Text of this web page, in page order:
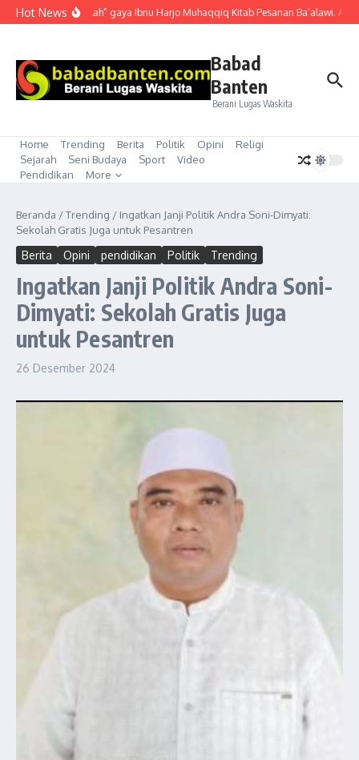
Lewati ke konten
Hot News“Mubahalah” gaya Ibnu Harjo Muhaqqiq Kitab Pesanan Ba’alawi.
Babad
Banten
Berani Lugas Waskita
Home Trending Berita Politik Opini
Religi
Sejarah
Seni Budaya Sport
Video
Pendidikan
More
Beranda /Trending / Ingatkan Janji Politik Andra Soni-Dimyati:
Sekolah Gratis Juga untuk Pesantren
Berita Opini pendidikan Politik Trending
Ingatkan Janji Politik Andra Soni-
Dimyati: Sekolah Gratis Juga
untuk Pesantren
26 Desember 2024